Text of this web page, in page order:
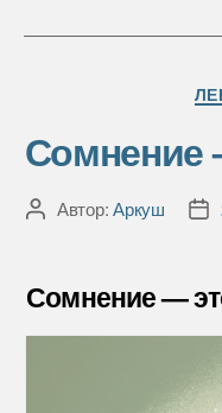
ь
Сомнение
АвторАвтор:Аркуш
Сомнение —